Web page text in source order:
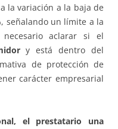
la variación a la baja de
señalando un límite a la
aclarar si el
y está dentro del
de protección de
carácter empresarial
el prestatario una